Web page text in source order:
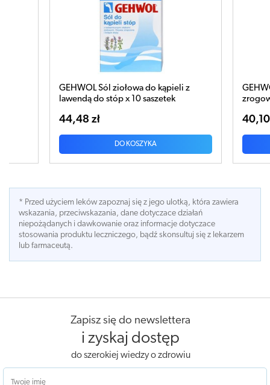
GEHWOL Sól ziołowa do kąpieli z
lawendą do stóp x 10 saszetek
44,48 zł
DO KOSZYKA
GEHWOL MED
zrogowaconej i
* Przed użyciem leków zapoznaj się z jego ulotką, która zawiera
wskazania, przeciwskazania, dane dotyczace działań
niepożądanych i dawkowanie oraz informacje dotyczace
stosowania produktu leczniczego, bądź skonsultuj się z lekarzem
lub farmaceutą.
Zapisz się do newslettera
i zyskaj dostęp
do szerokiej wiedzy o zdrowiu